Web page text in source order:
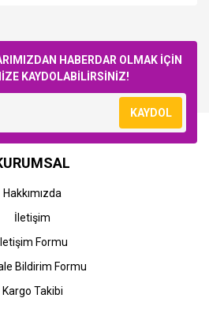
HABERDAR OLMAK İÇİN
KAYDOLABİLİRSİNİZ!
KAYDOL
Hakkımızda
İletişim
Formu
Bildirim Formu
Kargo Takibi